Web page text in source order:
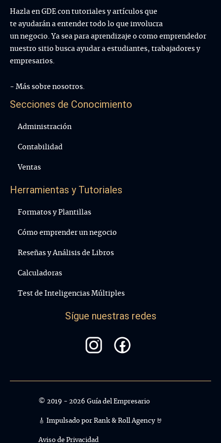
Hazla en GDE con tutoriales y artículos que
te ayudarán a entender todo lo que involucra
un negocio. Ya sea para aprendizaje o como emprendedor
nuestro sitio busca ayudar a estudiantes, trabajadores y
empresarios.
- Más sobre nosotros.
Secciones de Conocimiento
Administración
Contabilidad
Ventas
Herramientas y Tutoriales
Formatos y Plantillas
Cómo emprender un negocio
Reseñas y Análisis de Libros
Calculadoras
Test de Inteligencias Múltiples
Sígue nuestras redes
© 2019 - 2026 Guía del Empresario
🎸 Impulsado por Rank & Roll Agency 🤘
Aviso de Privacidad